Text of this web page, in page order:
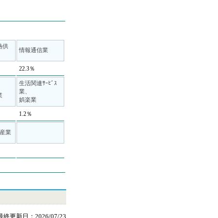
供
情報通信業
22.3％
生活関連ｻｰﾋﾞｽ
業、
娯楽業
1.2％
業
終更新日：2026/07/23